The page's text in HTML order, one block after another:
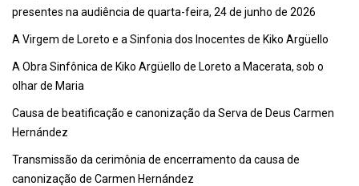
presentes na audiência de quarta-feira, 24 de junho de 2026
A Virgem de Loreto e a Sinfonia dos Inocentes de Kiko Argüello
A Obra Sinfônica de Kiko Argüello de Loreto a Macerata, sob o
olhar de Maria
Causa de beatificação e canonização da Serva de Deus Carmen
Hernández
Transmissão da cerimônia de encerramento da causa de
canonização de Carmen Hernández